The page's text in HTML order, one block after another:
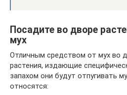
Посадите во дворе
мух
Отличным средством от мух во
растения, издающие
запахом они будут отпугивать
относятся: